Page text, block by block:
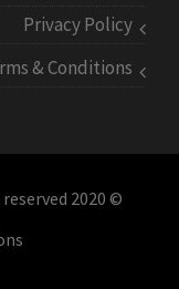
Privacy Policy
& Conditions
© 2020 Mission Soft Foundation. All rights reserved